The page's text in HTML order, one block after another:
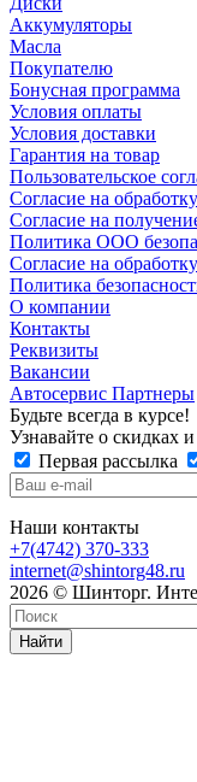
Аккумуляторы
Масла
Покупателю
Бонусная программа
Условия оплаты
Условия доставки
Гарантия на товар
Пользовательское
Согласие на
Согласие на
Политика ООО
Согласие на
Политика
О компании
Контакты
Реквизиты
Вакансии
Автосервис Партнеры
Будьте всегда в курсе!
Узнавайте о скидках
Первая рассылка
Наши контакты
+7(4742) 370-333
internet@shintorg48.ru
2026 © Шинторг.
Найти